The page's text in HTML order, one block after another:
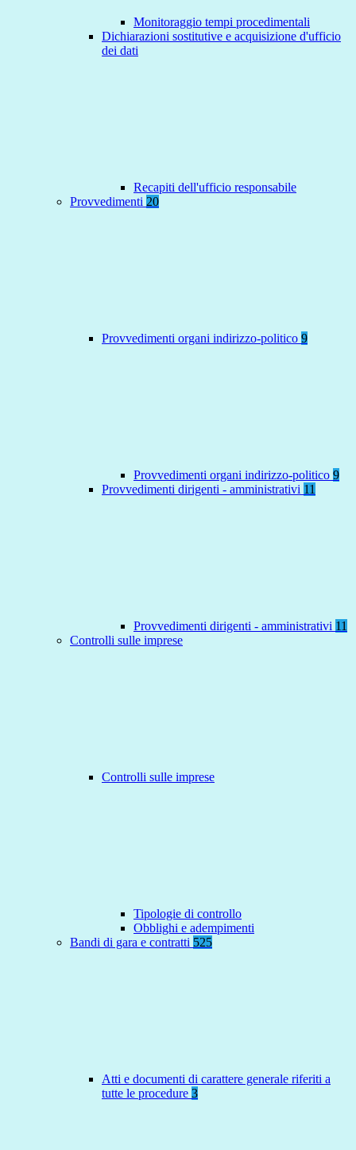
Monitoraggio tempi procedimentali
Dichiarazioni sostitutive e acquisizione d'ufficio
dei dati
Recapiti dell'ufficio responsabile
Provvedimenti 20
Provvedimenti organi indirizzo-politico 9
Provvedimenti organi indirizzo-politico 9
Provvedimenti dirigenti - amministrativi 11
Provvedimenti dirigenti - amministrativi 11
Controlli sulle imprese
Controlli sulle imprese
Tipologie di controllo
Obblighi e adempimenti
Bandi di gara e contratti 525
Atti e documenti di carattere generale riferiti a
tutte le procedure 3